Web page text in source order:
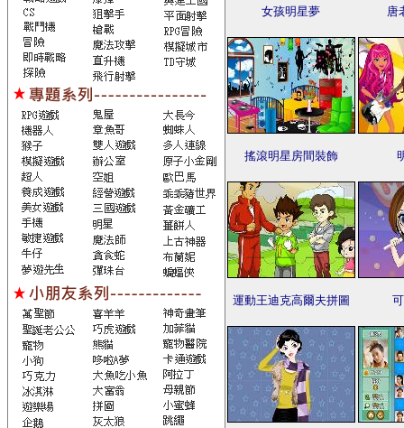
女孩明星夢 唐
搖滾明星房間裝飾
運動王迪克高爾夫拼圖